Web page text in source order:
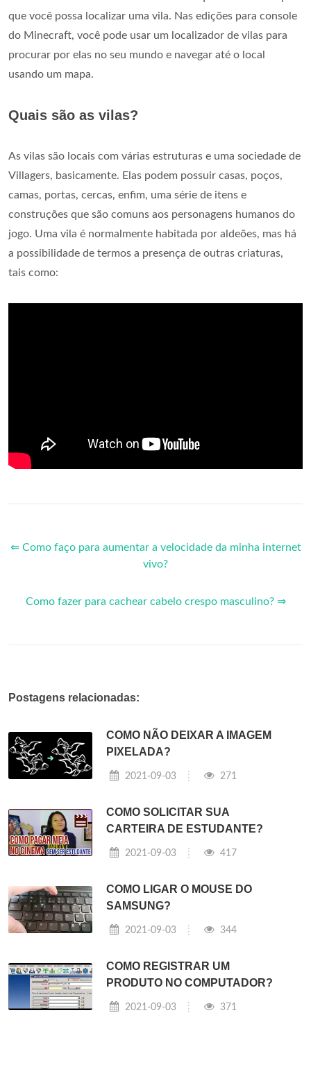
que você possa localizar uma vila. Nas edições para console
do Minecraft, você pode usar um localizador de vilas para
procurar por elas no seu mundo e navegar até o local
usando um mapa.
Quais são as vilas?
As vilas são locais com várias estruturas e uma sociedade de
Villagers, basicamente. Elas podem possuir casas, poços,
camas, portas, cercas, enfim, uma série de itens e
construções que são comuns aos personagens humanos do
jogo. Uma vila é normalmente habitada por aldeões, mas há
a possibilidade de termos a presença de outras criaturas,
tais como:
⇐ Como faço para aumentar a velocidade da minha internet
vivo?
Como fazer para cachear cabelo crespo masculino? ⇒
Postagens relacionadas:
COMO NÃO DEIXAR A IMAGEM
PIXELADA?
2021-09-03 271
COMO SOLICITAR SUA
CARTEIRA DE ESTUDANTE?
2021-09-03 417
COMO LIGAR O MOUSE DO
SAMSUNG?
2021-09-03 344
COMO REGISTRAR UM
PRODUTO NO COMPUTADOR?
2021-09-03 371